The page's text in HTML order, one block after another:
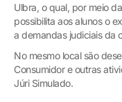
Inovação
Sobre a ULBRA
Ulbra, o qual, por meio
possibilita aos alunos o
a demandas judiciais da
No mesmo local são
Consumidor e outras
Júri Simulado.